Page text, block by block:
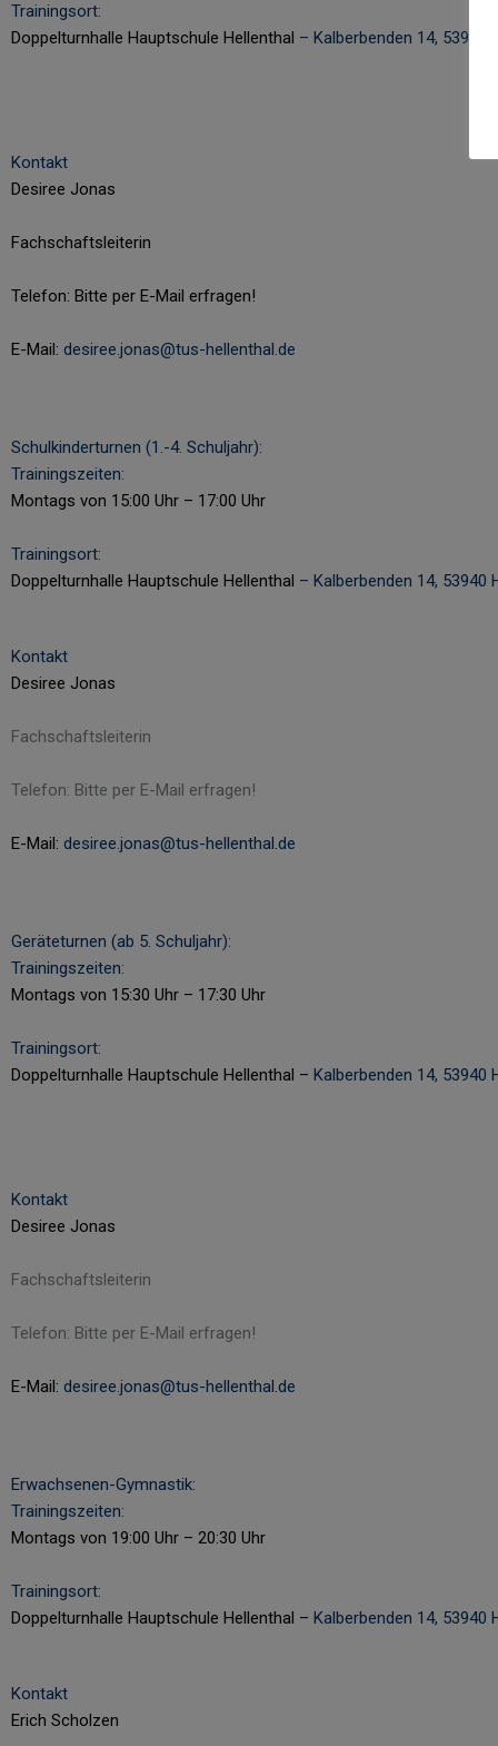
Trainingsort:
Doppelturnhalle Hauptschule Hellenthal – Kalberbenden 14, 53940
Kontakt
Desiree Jonas
Fachschaftsleiterin
Telefon: Bitte per E-Mail erfragen!
E-Mail: desiree.jonas@tus-hellenthal.de
Schulkinderturnen (1.-4. Schuljahr):
Trainingszeiten:
Montags von 15:00 Uhr – 17:00 Uhr
Trainingsort:
Doppelturnhalle Hauptschule Hellenthal – Kalberbenden 14, 53940
Kontakt
Desiree Jonas
Fachschaftsleiterin
Telefon: Bitte per E-Mail erfragen!
E-Mail: desiree.jonas@tus-hellenthal.de
Geräteturnen (ab 5. Schuljahr):
Trainingszeiten:
Montags von 15:30 Uhr – 17:30 Uhr
Trainingsort:
Doppelturnhalle Hauptschule Hellenthal – Kalberbenden 14, 53940
Kontakt
Desiree Jonas
Fachschaftsleiterin
Telefon: Bitte per E-Mail erfragen!
E-Mail: desiree.jonas@tus-hellenthal.de
Erwachsenen-Gymnastik:
Trainingszeiten:
Montags von 19:00 Uhr – 20:30 Uhr
Trainingsort:
Doppelturnhalle Hauptschule Hellenthal – Kalberbenden 14, 53940
Kontakt
Erich Scholzen